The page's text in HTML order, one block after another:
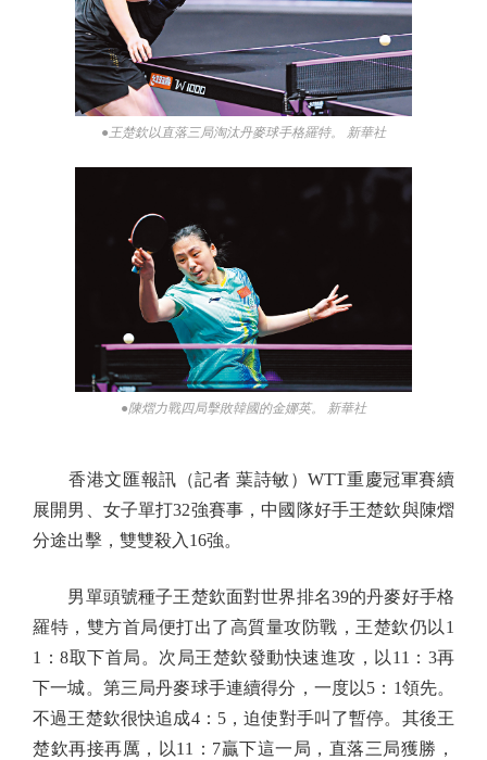
●王楚欽以直落三局淘汰丹麥球手格羅特。 新華社
●陳熠力戰四局擊敗韓國的金娜英。 新華社
香港文匯報訊（記者 葉詩敏）WTT重慶冠軍賽續
展開男、女子單打32強賽事，中國隊好手王楚欽與陳熠
分途出擊，雙雙殺入16強。
男單頭號種子王楚欽面對世界排名39的丹麥好手格
羅特，雙方首局便打出了高質量攻防戰，王楚欽仍以1
1：8取下首局。次局王楚欽發動快速進攻，以11：3再
下一城。第三局丹麥球手連續得分，一度以5：1領先。
不過王楚欽很快追成4：5，迫使對手叫了暫停。其後王
楚欽再接再厲，以11：7贏下這一局，直落三局獲勝，